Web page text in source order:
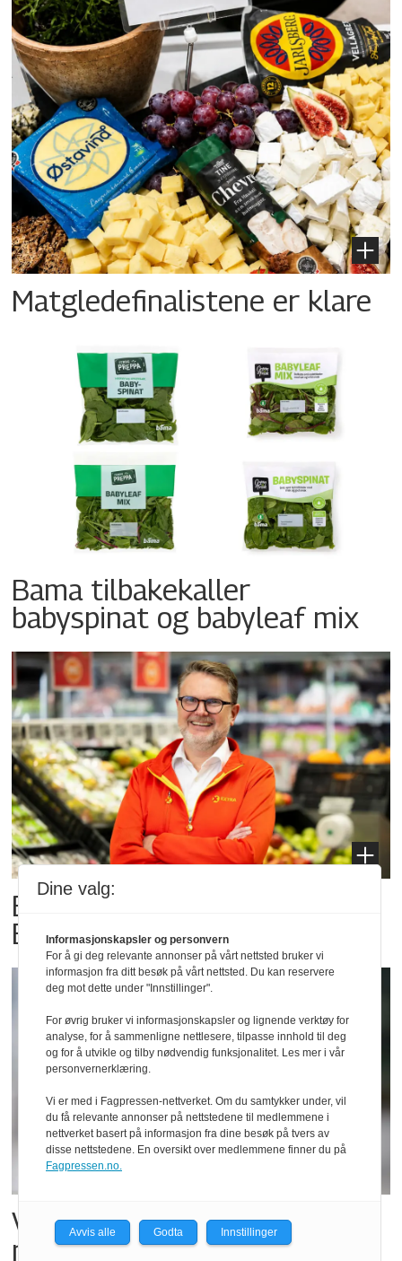
Matgledefinalistene er klare
Bama tilbakekaller
babyspinat og babyleaf mix
Billigbonanza da Norge slo
Elfenbenkysten
Vil vokse i brusmarkedet
med Dr Pepper
Dine valg:
Informasjonskapsler og personvern
For å gi deg relevante annonser på vårt nettsted bruker vi
informasjon fra ditt besøk på vårt nettsted. Du kan reservere
deg mot dette under "Innstillinger".
For øvrig bruker vi informasjonskapsler og lignende verktøy for
analyse, for å sammenligne nettlesere, tilpasse innhold til deg
og for å utvikle og tilby nødvendig funksjonalitet. Les mer i vår
personvernerklæring.
Vi er med i Fagpressen-nettverket. Om du samtykker under, vil
du få relevante annonser på nettstedene til medlemmene i
nettverket basert på informasjon fra dine besøk på tvers av
disse nettstedene. En oversikt over medlemmene finner du på
Fagpressen.no.
Avvis alle Godta Innstillinger